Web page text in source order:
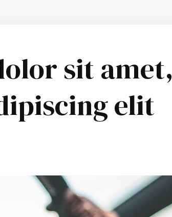
sit amet,
elit